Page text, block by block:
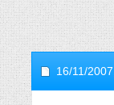
16/11/2007,